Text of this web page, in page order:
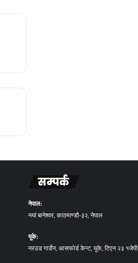
सम्पर्क
नेपाल:
नयां बानेश्वर, काठमाण्डौ-३२, नेपाल
यूके:
नरउड गार्डेन, आसफोर्ड केन्ट, यूके, टिएन २३ १जेपी